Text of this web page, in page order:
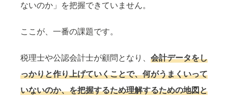
ないのか」を把握できていません。
ここが、一番の課題です。
税理士や公認会計士が顧問となり、 会計データをし
っかりと作り上げていくことで、何がうまくいって
いないのか、を把握するため理解するための地図と